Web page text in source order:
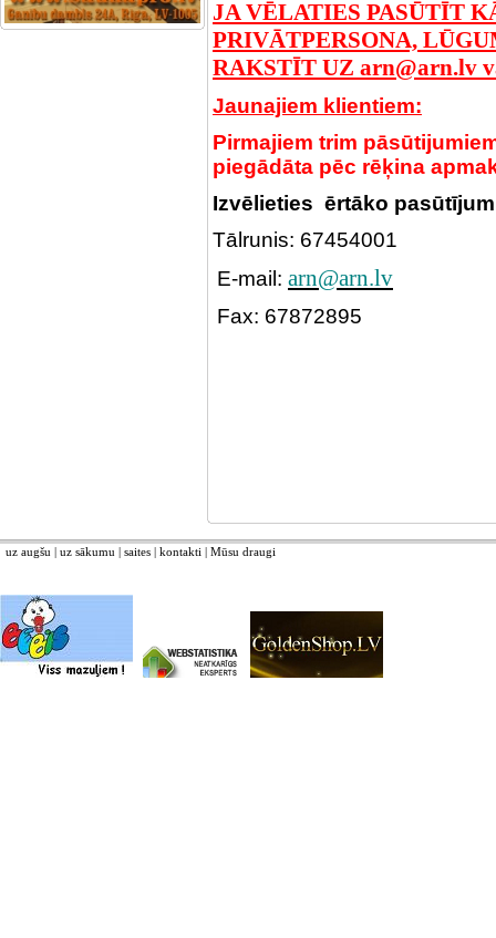
JA VĒLATIES PASŪTĪT
PRIVĀTPERSONA,
RAKSTĪT UZ arn@arn.lv
Jaunajiem klientiem:
Pirmajiem trim
piegādāta pēc rēķina
Izvēlieties ērtāko
Tālrunis: 67454001
E-mail: arn@arn.lv
Fax: 67872895
uz augšu | uz sākumu | saites | kontakti | Mūsu draugi